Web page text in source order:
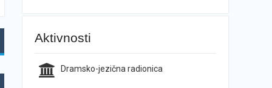
Aktivnosti
Dramsko-jezična radionica